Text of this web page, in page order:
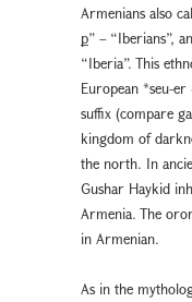
Armenians also
ք” – “Iberians”,
“Iberia”. This
European *seu-
suffix (compare
kingdom of
the north. In
Gushar Haykid
Armenia. The
in Armenian.
As in the